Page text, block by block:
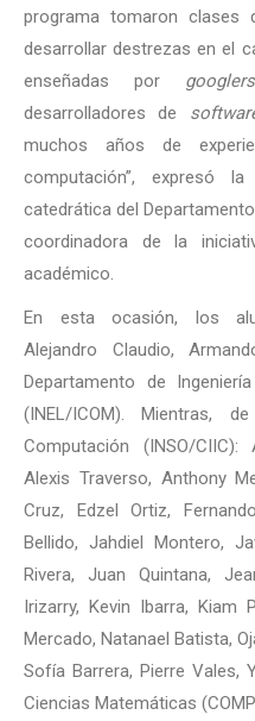
programa tomaron clases
desarrollar destrezas en el
enseñadas por googlers
desarrolladores de
muchos años de
computación”, expresó
catedrática del
coordinadora de la
académico.
En esta ocasión, los
Alejandro Claudio,
Departamento de
(INEL/ICOM). Mientras,
Computación (INSO/
Alexis Traverso, Anthony
Cruz, Edzel Ortiz,
Bellido, Jahdiel Montero,
Rivera, Juan Quintana,
Irizarry, Kevin Ibarra, Kiam
Mercado, Natanael Batista,
Sofía Barrera, Pierre Vales,
Ciencias Matemáticas